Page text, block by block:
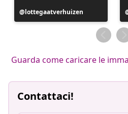
Post
pubblicato
lottegaatverhuizen
Guarda come caricare le
Contattaci!